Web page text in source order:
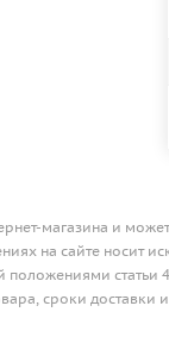
магазина и
на сайте носит
статьи
сроки доставки